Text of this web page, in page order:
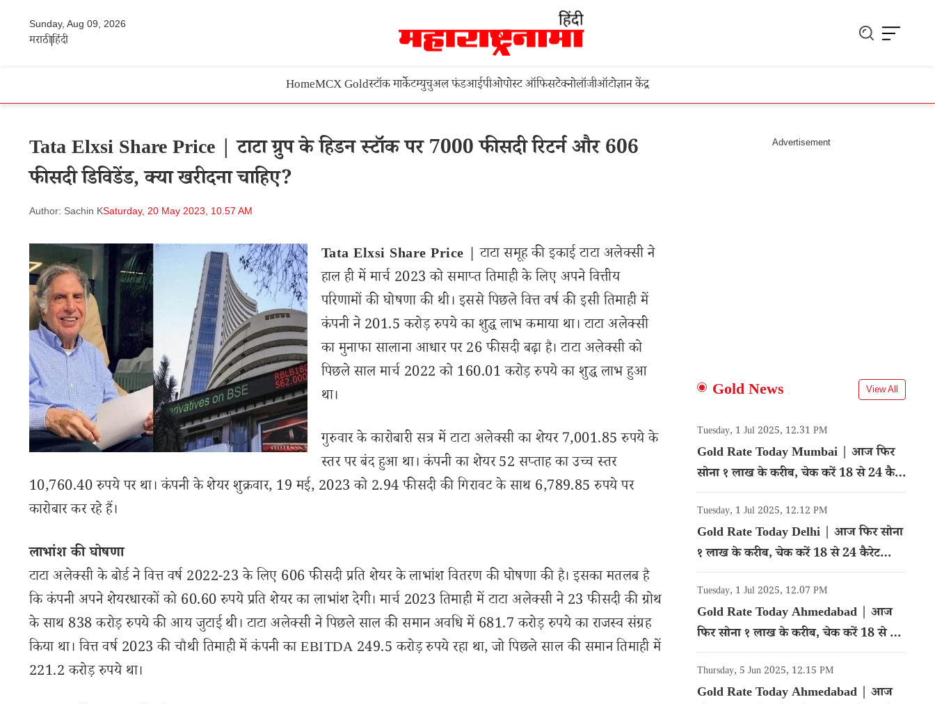
Sunday, Aug 09, 2026
मराठीहिंदी
HomeMCX Goldस्टॉक मार्केटम्युचुअल फंडआईपीओपोस्ट ऑफिसटेक्नोलॉजीऑटोज्ञान केंद्र
Tata Elxsi Share Price | टाटा ग्रुप के हिडन स्टॉक पर 7000 फीसदी रिटर्न और 606
फीसदी डिविडेंड, क्या खरीदना चाहिए?
Author: Sachin KSaturday, 20 May 2023, 10.57 AM
Tata Elxsi Share Price | टाटा समूह की इकाई टाटा अलेक्सी ने
हाल ही में मार्च 2023 को समाप्त तिमाही के लिए अपने वित्तीय
परिणामों की घोषणा की थी। इससे पिछले वित्त वर्ष की इसी तिमाही में
कंपनी ने 201.5 करोड़ रुपये का शुद्ध लाभ कमाया था। टाटा अलेक्सी
का मुनाफा सालाना आधार पर 26 फीसदी बढ़ा है। टाटा अलेक्सी को
पिछले साल मार्च 2022 को 160.01 करोड़ रुपये का शुद्ध लाभ हुआ
था।
गुरुवार के कारोबारी सत्र में टाटा अलेक्सी का शेयर 7,001.85 रुपये के
स्तर पर बंद हुआ था। कंपनी का शेयर 52 सप्ताह का उच्च स्तर
10,760.40 रुपये पर था। कंपनी के शेयर शुक्रवार, 19 मई, 2023 को 2.94 फीसदी की गिरावट के साथ 6,789.85 रुपये पर
कारोबार कर रहे हैं।
लाभांश की घोषणा
टाटा अलेक्सी के बोर्ड ने वित्त वर्ष 2022-23 के लिए 606 फीसदी प्रति शेयर के लाभांश वितरण की घोषणा की है। इसका मतलब है
कि कंपनी अपने शेयरधारकों को 60.60 रुपये प्रति शेयर का लाभांश देगी। मार्च 2023 तिमाही में टाटा अलेक्सी ने 23 फीसदी की ग्रोथ
के साथ 838 करोड़ रुपये की आय जुटाई थी। टाटा अलेक्सी ने पिछले साल की समान अवधि में 681.7 करोड़ रुपये का राजस्व संग्रह
किया था। वित्त वर्ष 2023 की चौथी तिमाही में कंपनी का EBITDA 249.5 करोड़ रुपये रहा था, जो पिछले साल की समान तिमाही में
221.2 करोड़ रुपये था।
Gold News View All
Tuesday, 1 Jul 2025, 12.31 PM
Gold Rate Today Mumbai | आज फिर
सोना १ लाख के करीब, चेक करें 18 से 24 कैरेट
गोल्ड का रेट
Tuesday, 1 Jul 2025, 12.12 PM
Gold Rate Today Delhi | आज फिर सोना
१ लाख के करीब, चेक करें 18 से 24 कैरेट
गोल्ड का रेट
Tuesday, 1 Jul 2025, 12.07 PM
Gold Rate Today Ahmedabad | आज
फिर सोना १ लाख के करीब, चेक करें 18 से 24
कैरेट गोल्ड का रेट
Thursday, 5 Jun 2025, 12.15 PM
Gold Rate Today Ahmedabad | आज